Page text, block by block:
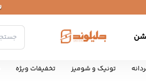
تونیک و شومیز تخفیفات ویژه